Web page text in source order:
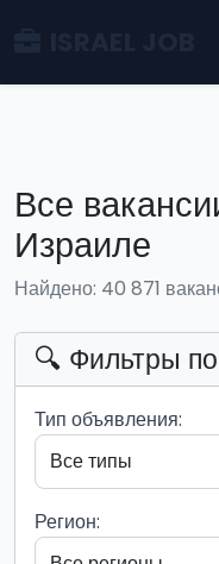
Все
Израиле
Найдено: 40 871
🔍 Фильтры
Тип объявления:
Регион: